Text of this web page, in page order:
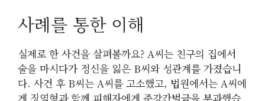
사례를 통한 이해
실제로 한 사건을 살펴볼까요? A씨는 친구의 집에서
술을 마시다가 정신을 잃은 B씨와 성관계를 가졌습니
다. 사건 후 B씨는 A씨를 고소했고, 법원에서는 A씨에
게 징역형과 함께 피해자에게 준강간벌금을 부과했습